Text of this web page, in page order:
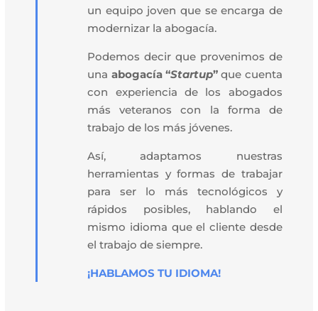
un equipo joven que se encarga de
modernizar la abogacía.
Podemos decir que provenimos de
una abogacía “Startup”que cuenta
con experiencia de los abogados
más veteranos con la forma de
trabajo de los más jóvenes.
Así, adaptamos nuestras
herramientas y formas de trabajar
para ser lo más tecnológicos y
rápidos posibles, hablando el
mismo idioma que el cliente desde
el trabajo de siempre.
¡HABLAMOS TU IDIOMA!